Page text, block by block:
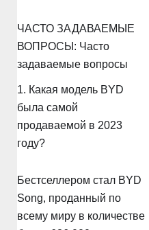
ЧАСТО ЗАДАВАЕМЫЕ
ВОПРОСЫ: Часто
задаваемые вопросы
1. Какая модель BYD
была самой
продаваемой в 2023
году?
Бестселлером стал BYD
Song, проданный по
всему миру в количестве